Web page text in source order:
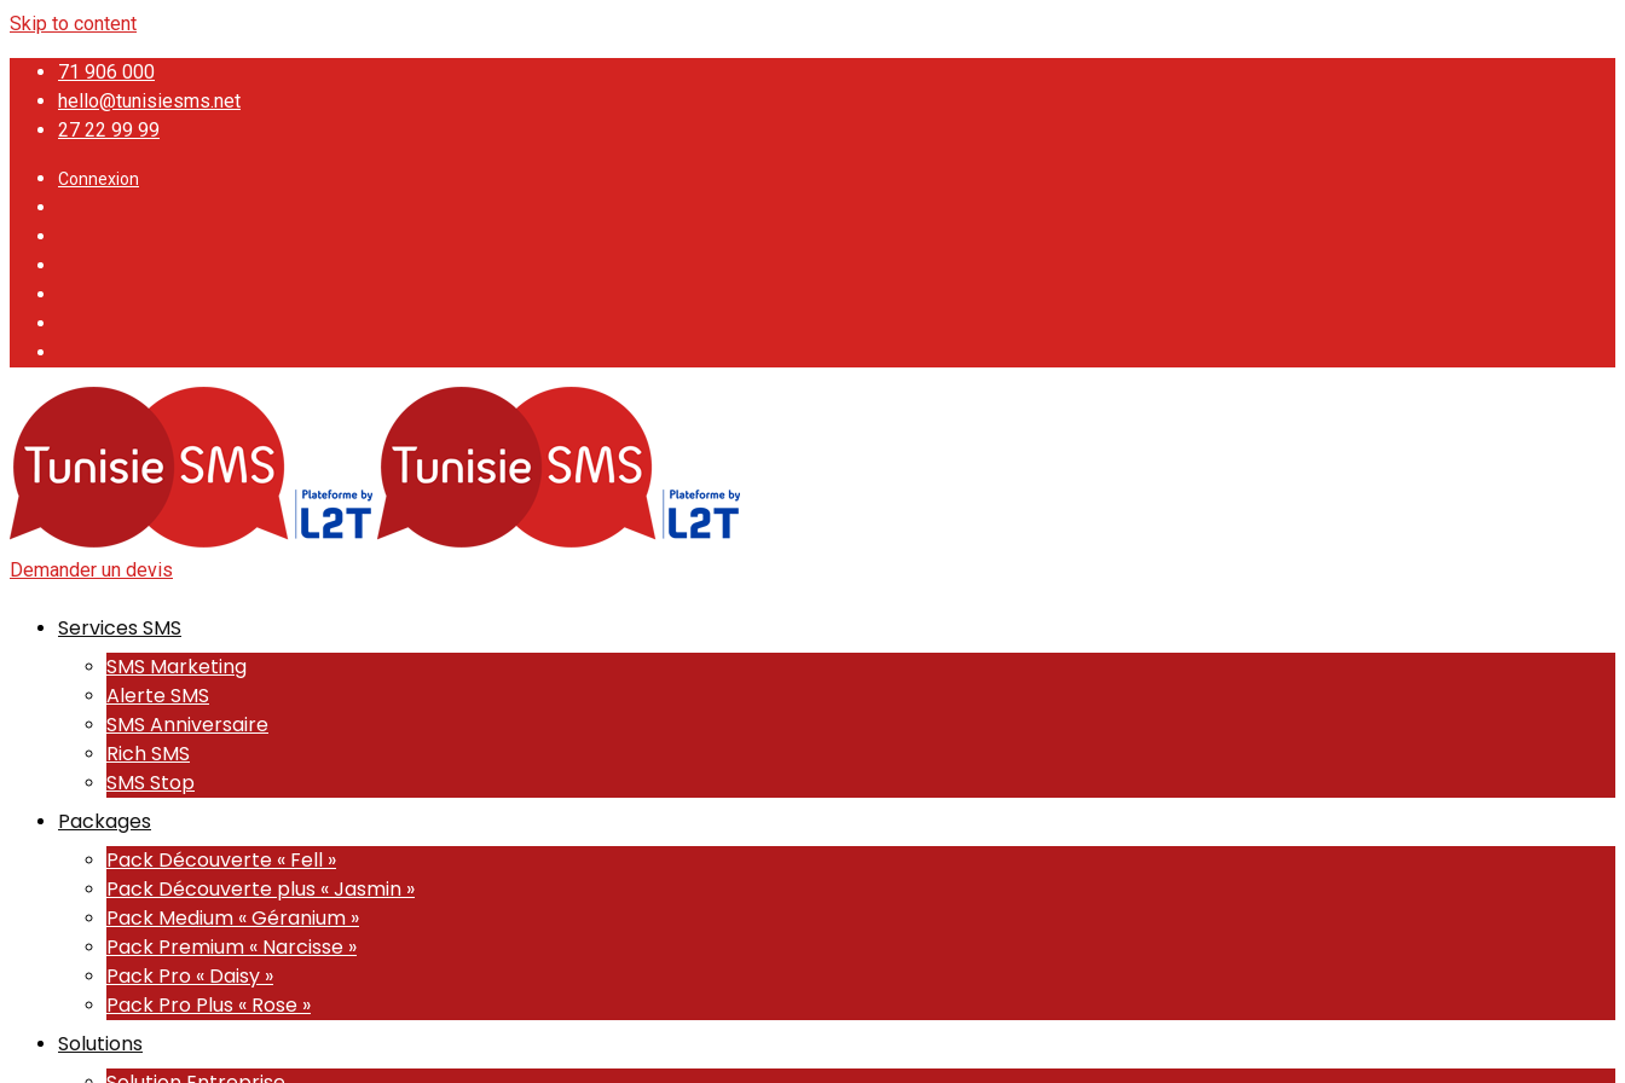
Skip to content
71 906 000
hello@tunisiesms.net
27 22 99 99
Connexion
Demander un devis
Services SMS
SMS Marketing
Alerte SMS
SMS Anniversaire
Rich SMS
SMS Stop
Packages
Pack Découverte « Fell »
Pack Découverte plus « Jasmin »
Pack Medium « Géranium »
Pack Premium « Narcisse »
Pack Pro « Daisy »
Pack Pro Plus « Rose »
Solutions